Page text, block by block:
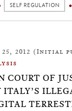
SELF REGULATION
2012 (Initial
COURT OF